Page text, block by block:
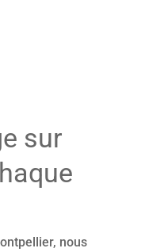
sur
nous